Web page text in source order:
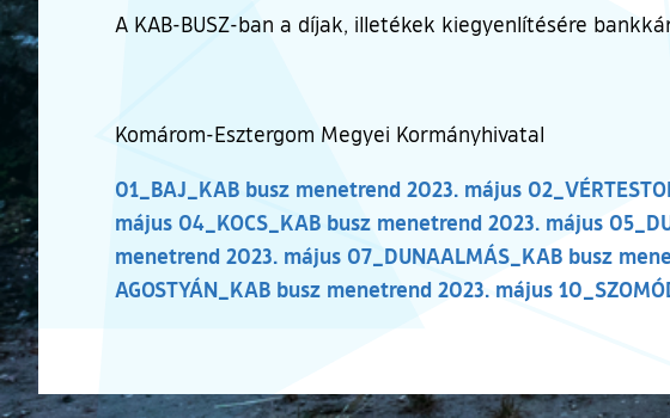
A KAB-BUSZ-ban a díjak, illetékek kiegyenlítésére
Komárom-Esztergom Megyei Kormányhivatal
01_BAJ_KAB busz menetrend 2023. május
május 04_KOCS_KAB busz menetrend 2023. május
menetrend 2023. május 07_DUNAALMÁS_KAB busz
AGOSTYÁN_KAB busz menetrend 2023. május